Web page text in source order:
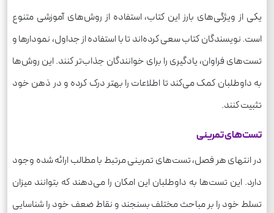
یکی از ویژگی‌های بارز این کتاب، استفاده از روش‌های آموزشی متنوع
است. نویسندگان کتاب سعی کرده‌اند تا با استفاده از جداول، نمودارها و
تست‌های فراوان، یادگیری را برای خوانندگان جذاب‌تر کنند. این روش‌ها
به داوطلبان کمک می‌کند تا اطلاعات را بهتر درک کرده و در ذهن خود
تثبیت کنند.
تست‌های تمرینی
در انتهای هر فصل، تست‌های تمرینی مرتبط با مطالب ارائه شده وجود
دارد. این تست‌ها به داوطلبان این امکان را می‌دهند که بتوانند میزان
تسلط خود را بر مباحث مختلف بسنجند و نقاط ضعف خود را شناسایی